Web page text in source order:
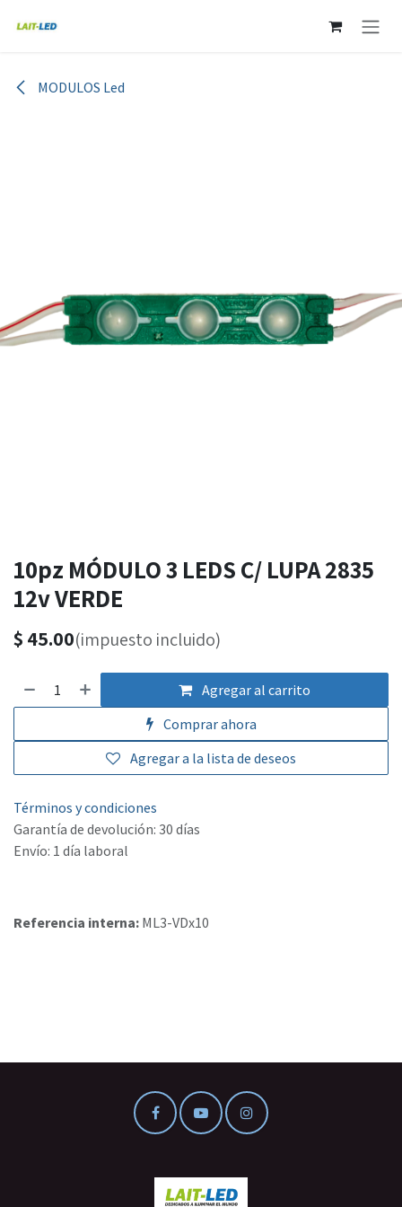
MODULOS Led
10pz MÓDULO 3 LEDS C/ LUPA 2835
12v VERDE
$ 45.00(impuesto incluido)
Agregar al carrito
Comprar ahora
Agregar a la lista de deseos
Términos y condiciones
Garantía de devolución: 30 días
Envío: 1 día laboral
Referencia interna: ML3-VDx10